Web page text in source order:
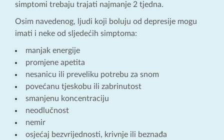
simptomi trebaju trajati najmanje 2 tjedna.
Osim navedenog, ljudi koji boluju od depresije mogu
imati i neke od sljedećih simptoma:
manjak energije
promjene apetita
nesanicu ili preveliku potrebu za snom
povećanu tjeskobu ili zabrinutost
smanjenu koncentraciju
neodlučnost
nemir
osjećaj bezvrijednosti, krivnje ili beznađa